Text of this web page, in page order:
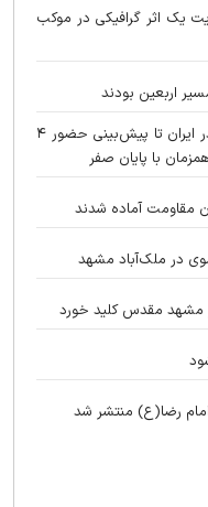
یک اثر گرافیکی در موکب
از دیدار تولیت آستان قدس با سفیر عراق در ایران تا پیش‌بینی حضور ۴
با پایان صفر
در ملک‌آباد مشهد
مشهد مقدس کلید خورد
امام رضا(ع) منتشر شد